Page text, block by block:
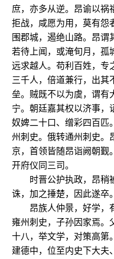
庶，亦多从逆。昂谕以祸
拒战，咸愿为用，莫有怨
围郡城，遏绝山路。昂谓
若待上闻，或淹旬月，孤
远求越人。苟利百姓，专
三千人，倍道兼行，出其
垒。贼既不以为虞，谓有
宁。朝廷嘉其权以济事，
奴婢二十口、缯彩四百匹
州刺史。俄转通州刺史。
京，首领皆随昂诣阙朝觐
开府仪同三司。
时晋公护执政，昂稍
诛，加之捶楚，因此遂卒。
昂族人仲景，好学，有
雍州刺史，子孙因家焉。
十八，举文学，对策高第
建德中，位至内史下大夫